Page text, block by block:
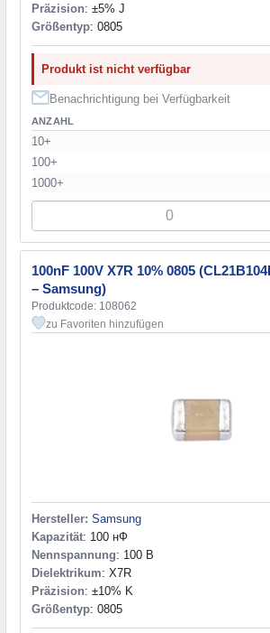
Präzision: ±5% J
Größentyp: 0805
Produkt ist nicht verfügbar
Benachrichtigung bei Verfügbarkeit
ANZAHL
10+
100+
1000+
100nF 100V X7R 10% 0805
– Samsung)
Produktcode: 108062
zu Favoriten hinzufügen
Hersteller: Samsung
Kapazität: 100 нФ
Nennspannung: 100 В
Dielektrikum: X7R
Präzision: ±10% K
Größentyp: 0805